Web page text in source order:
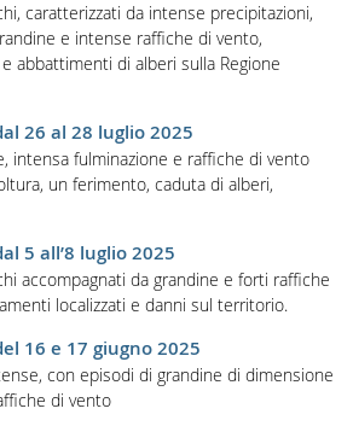
caratterizzati da intense precipitazioni,
e intense raffiche di vento,
abbattimenti di alberi sulla Regione
26 al 28 luglio 2025
intensa fulminazione e raffiche di vento
un ferimento, caduta di alberi,
5 all’8 luglio 2025
accompagnati da grandine e forti raffiche
localizzati e danni sul territorio.
16 e 17 giugno 2025
con episodi di grandine di dimensione
di vento